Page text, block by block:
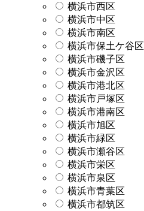
横浜市西区
横浜市中区
横浜市南区
横浜市保土ケ谷区
横浜市磯子区
横浜市金沢区
横浜市港北区
横浜市戸塚区
横浜市港南区
横浜市旭区
横浜市緑区
横浜市瀬谷区
横浜市栄区
横浜市泉区
横浜市青葉区
横浜市都筑区